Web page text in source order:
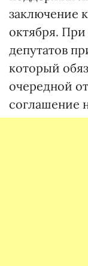
заключение
октября.
депутатов
который
очередной
соглашение